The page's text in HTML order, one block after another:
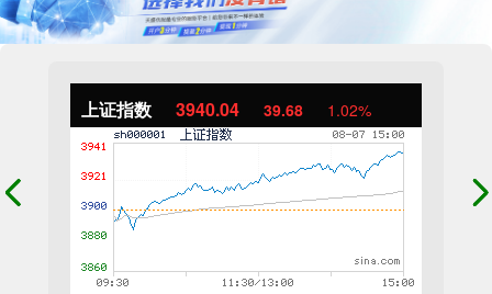
上证指数 3940.04 39.68 1.02%